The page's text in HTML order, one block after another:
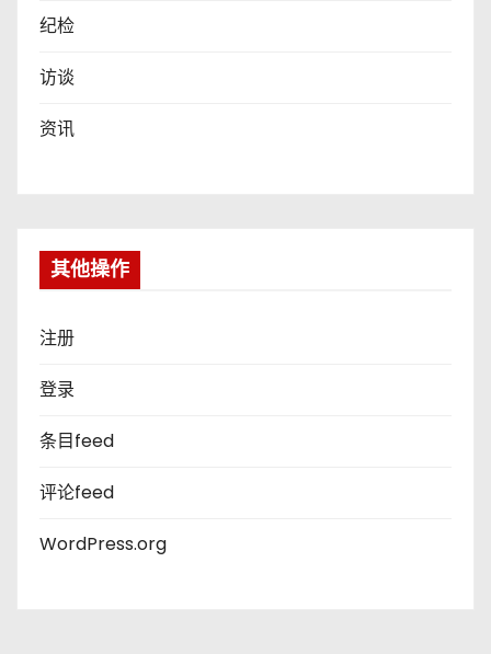
纪检
访谈
资讯
其他操作
注册
登录
条目feed
评论feed
WordPress.org